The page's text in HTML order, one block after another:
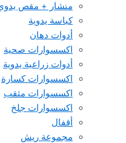
منشار + مقص يدوي
كباسة يدوية
أدوات دهان
اكسسوارات صحية
أدوات زراعية يدوية
اكسسوارات كسارة
اكسسوارات مثقب
اكسسوارات جلخ
أقفال
مجموعة ريش